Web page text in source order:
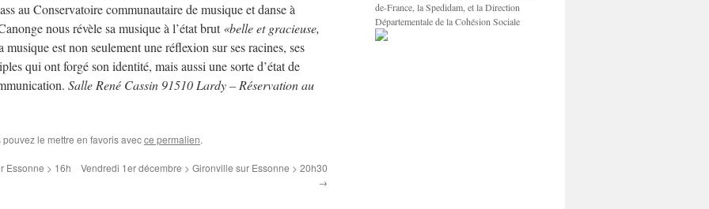
au Conservatoire communautaire de musique et danse à
nous révèle sa musique à l’état brut«belle et gracieuse,
est non seulement une réflexion sur ses racines, ses
qui ont forgé son identité, mais aussi une sorte d’état de
Salle René Cassin 91510 Lardy – Réservation au
pouvez le mettre en favoris avecce permalien.
Essonne > 16h
Vendredi 1er décembre > Gironville sur Essonne > 20h30
→
de-France, la Spedidam, et la Direction
Départementale de la Cohésion Sociale